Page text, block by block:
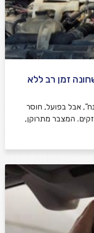
זמן רב ללא
אבל בפועל, חוסר
המצבר מתרוקן,